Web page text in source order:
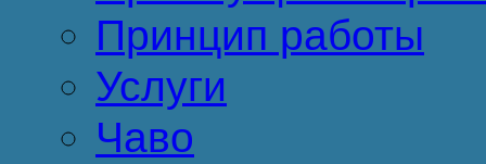
Принцип работы
Услуги
Чаво